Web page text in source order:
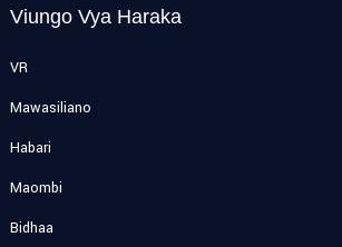
Viungo Vya Haraka
VR
Mawasiliano
Habari
Maombi
Bidhaa